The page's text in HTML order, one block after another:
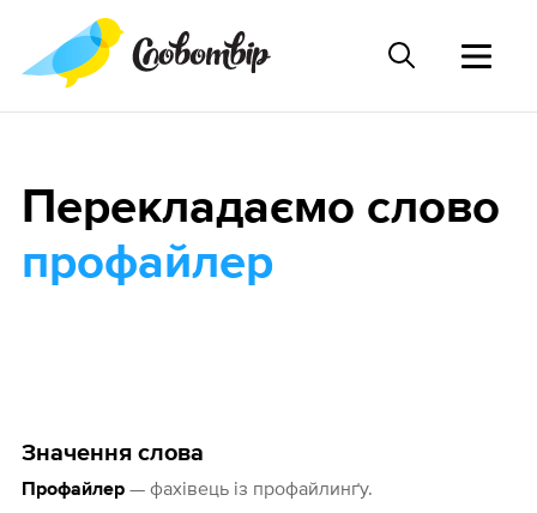
Значення слова
Профайлер— фахівець із профайлинґу.
Перекладаємо слово
профайлер